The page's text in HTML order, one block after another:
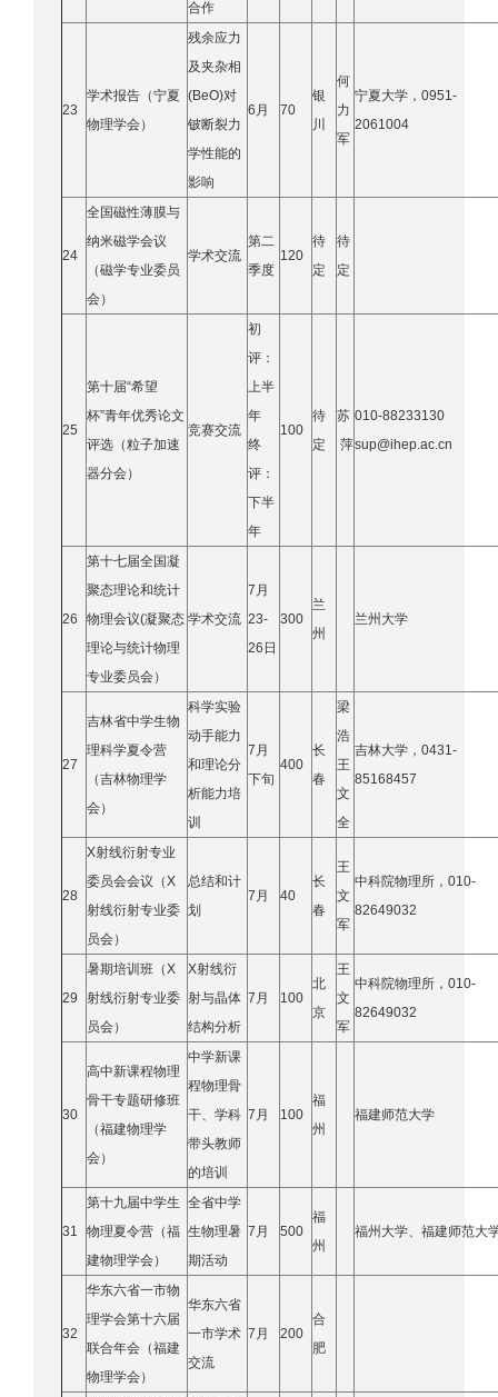
合作
23
学术报告（宁夏
物理学会）
残余应力
及夹杂相
(BeO)对
铍断裂力
学性能的
影响
6月 70
银
川
何
力
军
宁夏大学，0951-
2061004
24
全国磁性薄膜与
纳米磁学会议
（磁学专业委员
会）
学术交流
第二
季度
120
待
定
待
定
25
第十届“希望
杯”青年优秀论文
评选（粒子加速
器分会）
竞赛交流
初
评：
上半
年
终
评：
下半
年
100
待
定
苏
萍
010-88233130
sup@ihep.ac.cn
26
第十七届全国凝
聚态理论和统计
物理会议(凝聚态
理论与统计物理
专业委员会）
学术交流
7月
23-
26日
300
兰
州
兰州大学
27
吉林省中学生物
理科学夏令营
（吉林物理学
会）
科学实验
动手能力
和理论分
析能力培
训
7月
下旬
400
长
春
梁
浩
王
文
全
吉林大学，0431-
85168457
28
X射线衍射专业
委员会会议（X
射线衍射专业委
员会）
总结和计
划
7月 40
长
春
王
文
军
中科院物理所，010-
82649032
29
暑期培训班（X
射线衍射专业委
员会）
X射线衍
射与晶体
结构分析
7月 100
北
京
王
文
军
中科院物理所，010-
82649032
30
高中新课程物理
骨干专题研修班
（福建物理学
会）
中学新课
程物理骨
干、学科
带头教师
的培训
7月 100
福
州
福建师范大学
31
第十九届中学生
物理夏令营（福
建物理学会）
全省中学
生物理暑
期活动
7月 500
福
州
福州大学、福建师范大
32
华东六省一市物
理学会第十六届
联合年会（福建
物理学会）
华东六省
一市学术
交流
7月 200
合
肥